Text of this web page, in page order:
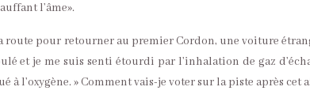
l’âme».
route pour retourner au premier Cordon, une voiture
et je me suis senti étourdi par l’inhalation de gaz
à l’oxygène. » Comment vais-je voter sur la piste après cet